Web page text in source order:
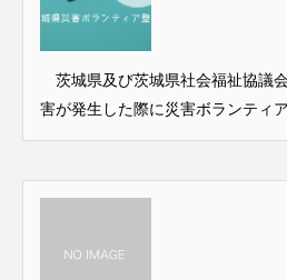
茨城県及び茨城県社会福祉協議
害が発生した際に災害ボランティ